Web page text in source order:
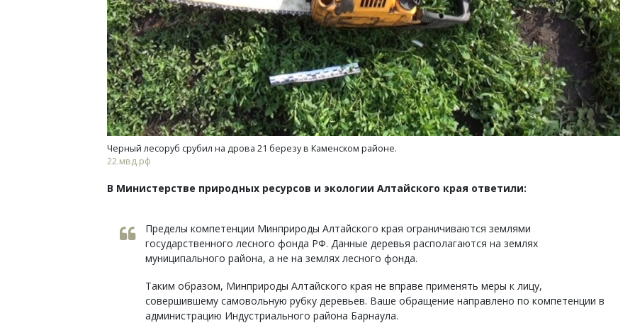
Черный лесоруб срубил на дрова 21 березу в Каменском районе.
22.мвд.рф
В Министерстве природных ресурсов и экологии Алтайского края ответили:
Пределы компетенции Минприроды Алтайского края ограничиваются землями
государственного лесного фонда РФ. Данные деревья располагаются на землях
муниципального района, а не на землях лесного фонда.
Таким образом, Минприроды Алтайского края не вправе применять меры к лицу,
совершившему самовольную рубку деревьев. Ваше обращение направлено по компетенции в
администрацию Индустриального района Барнаула.
Архитектурный код начинается с
земли. Мощение крупноформатными
плитами становится новым
стандартом благоустройства
СТРОИТЕЛЬСТВО
Ищем новые берега.
«Жилищной инициативы»
Гатилов — о том, как
оставаться на плаву,
штормит